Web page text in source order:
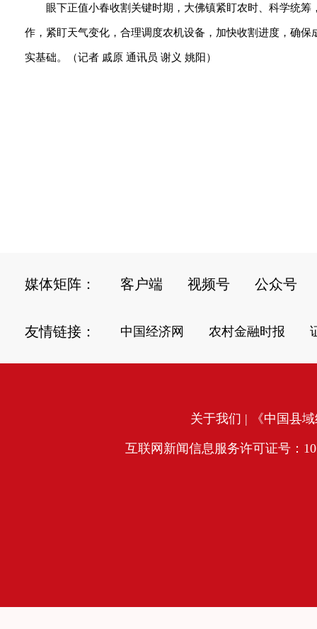
眼下正值小春收割关键时期，大佛镇紧盯农时、科学统
作，紧盯天气变化，合理调度农机设备，加快收割进度，确
实基础。（记者 戚原 通讯员 谢义 姚阳）
媒体矩阵： 客户端 视频号 公众号
友情链接： 中国经济网 农村金融时报
关于我们 | 《中国县
互联网新闻信息服务许可证号：